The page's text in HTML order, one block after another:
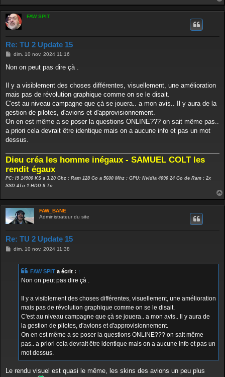
FAW SPIT
Re: TU 2 Update 15
M
s
g
e
dim. 10 nov. 2024 11:16
Non on peut pas dire çà .
Il y a visiblement des choses différentes, visuellement, une amélioration
mais pas de révolution graphique comme on se le disait.
C'est au niveau campagne que çà se jouera.. a mon avis.. Il y aura de la
gestion de pilotes, d'avions et d'approvisionnement.
On en est même a se poser la questions ONLINE??? on sait même pas..
a priori cela devrait être identique mais on a aucune info et pas un mot
dessus.
Dieu créa les homme inégaux - SAMUEL COLT les
rendit égaux
PC: I9 14900 KS a 3,20 Ghz : Ram 128 Go a 5600 Mhz : GPU: Nvidia 4090 24 Go de Ram : 2x
SSD 4To 1 HDD 8 To
FAW_BANE
Administrateur du site
Re: TU 2 Update 15
Mdim. 10 nov. 2024 11:38
FAW SPIT a écrit : ↑
Non on peut pas dire çà .
Il y a visiblement des choses différentes, visuellement, une amélioration
mais pas de révolution graphique comme on se le disait.
C'est au niveau campagne que çà se jouera.. a mon avis.. Il y aura de
la gestion de pilotes, d'avions et d'approvisionnement.
On en est même a se poser la questions ONLINE??? on sait même
pas.. a priori cela devrait être identique mais on a aucune info et pas un
mot dessus.
Le rendu visuel est quasi le même, les skins des avions un peu plus